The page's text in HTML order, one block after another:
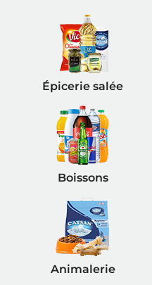
Épicerie salée
Boissons
Animalerie